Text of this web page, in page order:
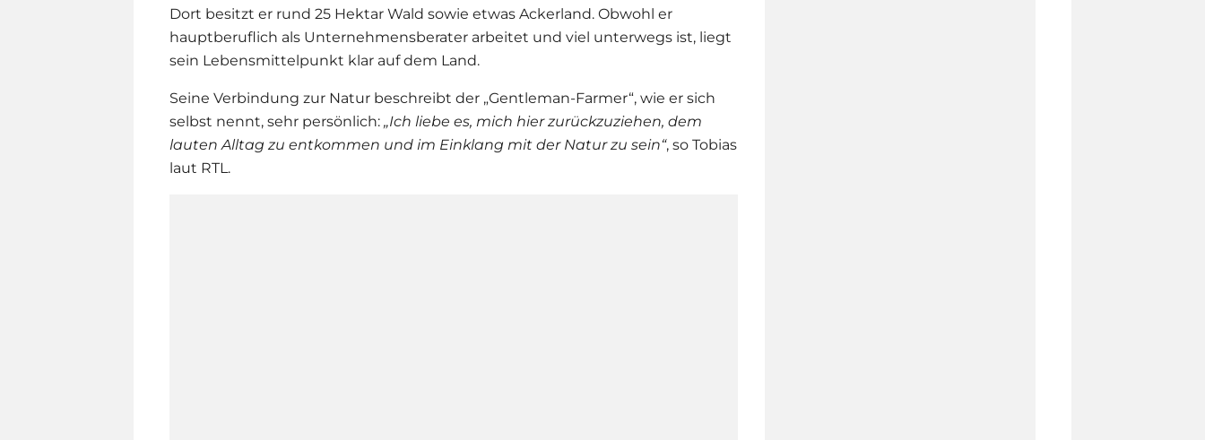
Dort besitzt er rund 25 Hektar Wald sowie etwas Ackerland. Obwohl er
hauptberuflich als Unternehmensberater arbeitet und viel unterwegs ist, liegt
sein Lebensmittelpunkt klar auf dem Land.
Seine Verbindung zur Natur beschreibt der „Gentleman-Farmer“, wie er sich
selbst nennt, sehr persönlich: „Ich liebe es, mich hier zurückzuziehen, dem
lauten Alltag zu entkommen und im Einklang mit der Natur zu sein“, so Tobias
laut RTL.